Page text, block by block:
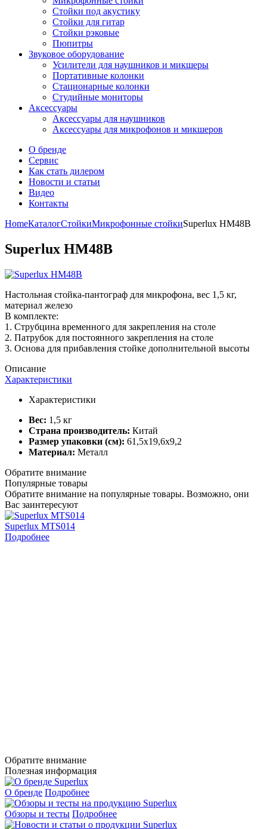
Стойки под акустику
Стойки для гитар
Стойки рэковые
Пюпитры
Звуковое оборудование
Усилители для наушников и микшеры
Портативные колонки
Стационарные колонки
Студийные мониторы
Аксессуары
Аксессуары для наушников
Аксессуары для микрофонов и микшеров
О бренде
Сервис
Как стать дилером
Новости и статьи
Видео
Контакты
HomeКаталогСтойкиМикрофонные стойкиSuperlux HM48B
Superlux HM48B
Настольная стойка-пантограф для микрофона, вес 1,5 кг,
материал железо
В комплекте:
1. Струбцина временного для закрепления на столе
2. Патрубок для постоянного закрепления на столе
3. Основа для прибавления стойке дополнительной высоты
Описание
Характеристики
Характеристики
Вес: 1,5 кг
Страна производитель: Китай
Размер упаковки (см): 61,5x19,6x9,2
Материал: Металл
Обратите внимание
Популярные товары
Обратите внимание на популярные товары. Возможно, они
Вас заинтересуют
Superlux MTS014
Подробнее
Обратите внимание
Полезная информация
О бренде Подробнее
Обзоры и тесты Подробнее